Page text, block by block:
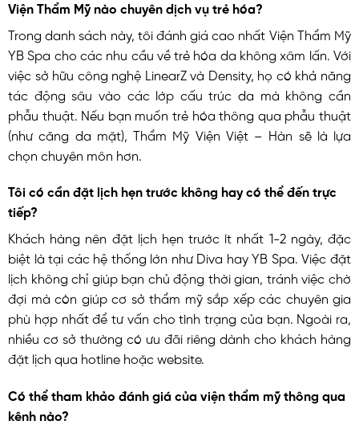
Viện Thẩm Mỹ nào chuyên dịch vụ trẻ hóa?
Trong danh sách này, tôi đánh giá cao nhất Viện Thẩm Mỹ
YB Spa cho các nhu cầu về trẻ hóa da không xâm lấn. Với
việc sở hữu công nghệ LinearZ và Density, họ có khả năng
tác động sâu vào các lớp cấu trúc da mà không cần
phẫu thuật. Nếu bạn muốn trẻ hóa thông qua phẫu thuật
(như căng da mặt), Thẩm Mỹ Viện Việt – Hàn sẽ là lựa
chọn chuyên môn hơn.
Tôi có cần đặt lịch hẹn trước không hay có thể đến trực
tiếp?
Khách hàng nên đặt lịch hẹn trước ít nhất 1-2 ngày, đặc
biệt là tại các hệ thống lớn như Diva hay YB Spa. Việc đặt
lịch không chỉ giúp bạn chủ động thời gian, tránh việc chờ
đợi mà còn giúp cơ sở thẩm mỹ sắp xếp các chuyên gia
phù hợp nhất để tư vấn cho tình trạng của bạn. Ngoài ra,
nhiều cơ sở thường có ưu đãi riêng dành cho khách hàng
đặt lịch qua hotline hoặc website.
Có thể tham khảo đánh giá của viện thẩm mỹ thông qua
kênh nào?